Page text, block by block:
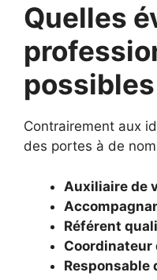
Quelles
possibles
Contrairement aux
des portes à de
Auxiliaire de
Référent
Coordinateur
Responsable